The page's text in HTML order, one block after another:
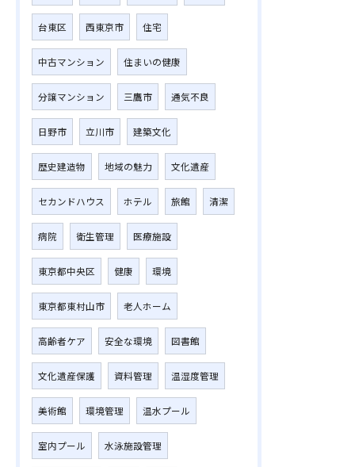
台東区 西東京市 住宅
中古マンション 住まいの健康
分譲マンション 三鷹市 通気不良
日野市 立川市 建築文化
歴史建造物 地域の魅力 文化遺産
セカンドハウス ホテル 旅館 清潔
病院 衛生管理 医療施設
東京都中央区 健康 環境
東京都東村山市 老人ホーム
高齢者ケア 安全な環境 図書館
文化遺産保護 資料管理 温湿度管理
美術館 環境管理 温水プール
室内プール 水泳施設管理